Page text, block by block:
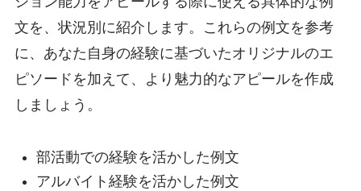
文を、状況別に紹介します。これらの例文を参考
に、あなた自身の経験に基づいたオリジナルのエ
ピソードを加えて、より魅力的なアピールを作成
しましょう。
部活動での経験を活かした例文
アルバイト経験を活かした例文